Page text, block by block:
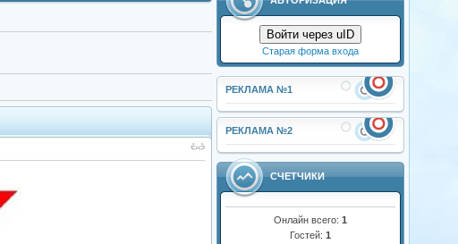
Войти через uID
Старая форма входа
РЕКЛАМА №1
РЕКЛАМА №2
СЧЕТЧИКИ
Онлайн всего:1
Гостей:1